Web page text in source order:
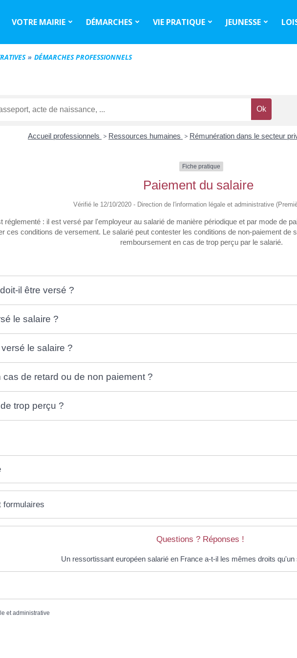
VOTRE MAIRIE DÉMARCHES VIE PRATIQUE JEUNESSE
DÉMARCHES PROFESSIONNELS
Accueil professionnels > Ressources humaines > Rémunération dans le secteur
Fiche pratique
Paiement du salaire
Vérifié le 12/10/2020 - Direction de l'information légale et administrative
réglementé : il est versé par l'employeur au salarié de manière périodique et par mode de
ces conditions de versement. Le salarié peut contester les conditions de non-paiement de
remboursement en cas de trop perçu par le salarié.
il être versé ?
le salaire ?
le salaire ?
cas de retard ou de non paiement ?
trop perçu ?
formulaires
Questions ? Réponses !
Un ressortissant européen salarié en France a-t-il les mêmes droits qu'un
et administrative